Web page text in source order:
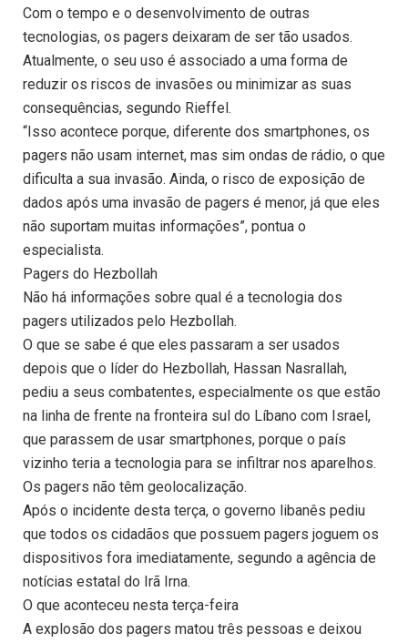
Com o tempo e o desenvolvimento de outras
tecnologias, os pagers deixaram de ser tão usados.
Atualmente, o seu uso é associado a uma forma de
reduzir os riscos de invasões ou minimizar as suas
consequências, segundo Rieffel.
“Isso acontece porque, diferente dos smartphones, os
pagers não usam internet, mas sim ondas de rádio, o que
dificulta a sua invasão. Ainda, o risco de exposição de
dados após uma invasão de pagers é menor, já que eles
não suportam muitas informações”, pontua o
especialista.
Pagers do Hezbollah
Não há informações sobre qual é a tecnologia dos
pagers utilizados pelo Hezbollah.
O que se sabe é que eles passaram a ser usados
depois que o líder do Hezbollah, Hassan Nasrallah,
pediu a seus combatentes, especialmente os que estão
na linha de frente na fronteira sul do Líbano com Israel,
que parassem de usar smartphones, porque o país
vizinho teria a tecnologia para se infiltrar nos aparelhos.
Os pagers não têm geolocalização.
Após o incidente desta terça, o governo libanês pediu
que todos os cidadãos que possuem pagers joguem os
dispositivos fora imediatamente, segundo a agência de
notícias estatal do Irã Irna.
O que aconteceu nesta terça-feira
A explosão dos pagers matou três pessoas e deixou